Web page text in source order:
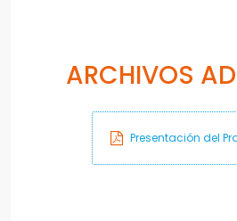
ARCHIVOS
Presentación del